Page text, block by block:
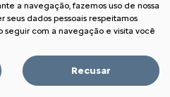
a navegação, fazemos uso de nossa
seus dados pessoais respeitamos
seguir com a navegação e visita você
Recusar